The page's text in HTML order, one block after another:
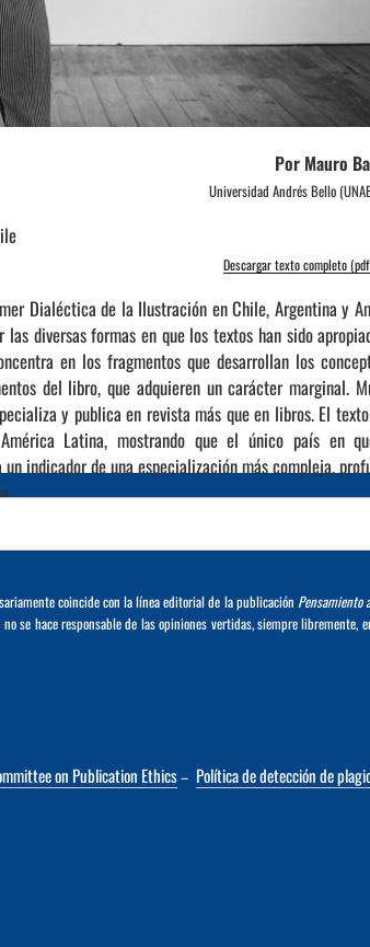
Por Mauro
Universidad Andrés Bello
Descargar texto completo
Dialéctica de la Ilustración en Chile, Argentina y
diversas formas en que los textos han sido
en los fragmentos que desarrollan los
del libro, que adquieren un carácter marginal.
y publica en revista más que en libros. El
Latina, mostrando que el único país en
indicador de una especialización más compleja,
coincide con la línea editorial de la publicación Pensamiento
se hace responsable de las opiniones vertidas, siempre
on Publication Ethics– Política de detección de